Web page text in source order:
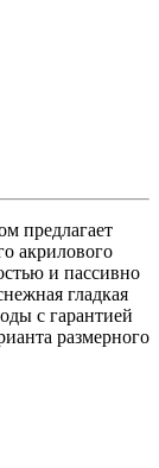
предлагает
акрилового
и пассивно
гладкая
с гарантией
размерного